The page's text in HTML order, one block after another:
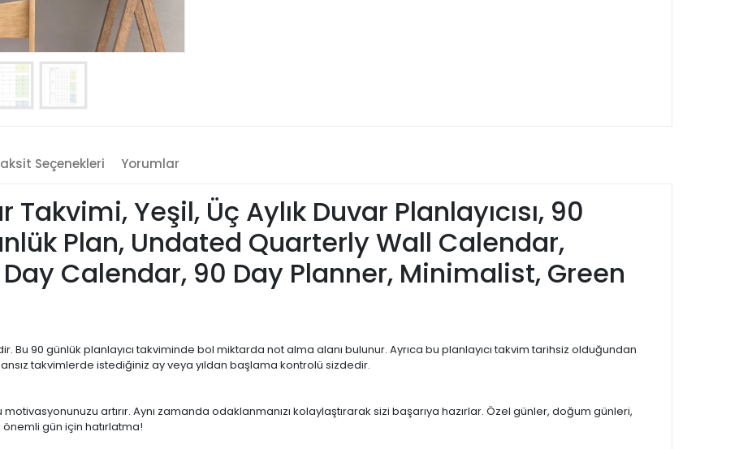
Seçenekleri Yorumlar
Takvimi, Yeşil, Üç Aylık Duvar Planlayıcısı, 90
Plan, Undated Quarterly Wall Calendar,
Calendar, 90 Day Planner, Minimalist, Green
Bu 90 günlük planlayıcı takviminde bol miktarda not alma alanı bulunur. Ayrıca bu planlayıcı takvim tarihsiz olduğundan
takvimlerde istediğiniz ay veya yıldan başlama kontrolü sizdedir.
artırır. Aynı zamanda odaklanmanızı kolaylaştırarak sizi başarıya hazırlar. Özel günler, doğum günleri,
gün için hatırlatma!